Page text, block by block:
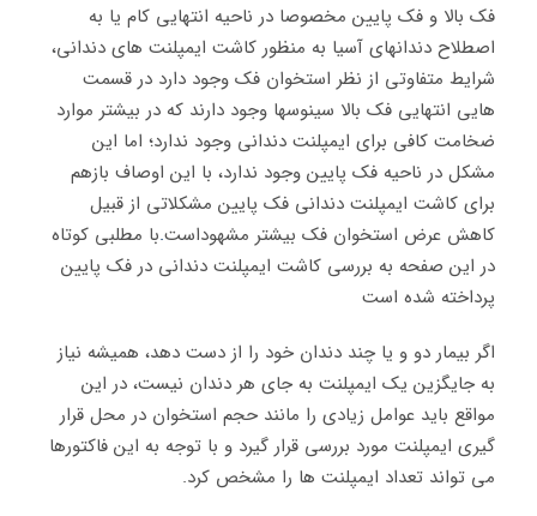
فک بالا و فک پایین مخصوصا در ناحیه انتهایی کام یا به
اصطلاح دندانهای آسیا به منظور کاشت ایمپلنت های دندانی،
شرایط متفاوتی از نظر استخوان فک وجود دارد در قسمت
هایی انتهایی فک بالا سینوسها وجود دارند که در بیشتر موارد
ضخامت کافی برای ایمپلنت دندانی وجود ندارد؛ اما این
مشکل در ناحیه فک پایین وجود ندارد، با این اوصاف بازهم
برای کاشت ایمپلنت دندانی فک پایین مشکلاتی از قبیل
کاهش عرض استخوان فک بیشتر مشهوداست.با مطلبی کوتاه
در این صفحه به بررسی کاشت ایمپلنت دندانی در فک پایین
پرداخته شده است
اگر بیمار دو و یا چند دندان خود را از دست دهد، همیشه نیاز
به جایگزین یک ایمپلنت به جای هر دندان نیست، در این
مواقع باید عوامل زیادی را مانند حجم استخوان در محل قرار
گیری ایمپلنت مورد بررسی قرار گیرد و با توجه به این فاکتورها
می تواند تعداد ایمپلنت ها را مشخص کرد.